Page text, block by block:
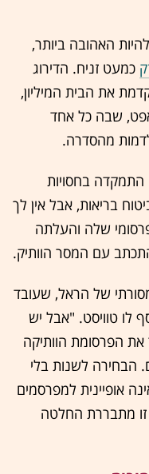
האהובה ביותר,
כמעט זניח. הדירוג
את הבית המיליון,
שבה כל אחד
מהסדרה.
בחסויות
בריאות, אבל אין לך
שלה והעלתה
עם המסר הוותיק.
של הראל, שעובד
לו טוויסט. "אבל יש
הפרסומת הוותיקה
הבחירה לשנות בלי
אופיינית למפרסמים
מתבררת החלטה